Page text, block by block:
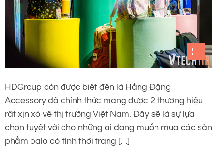
HDGroup còn được biết đến là Hằng Đặng
Accessory đã chính thức mang được 2 thương hiệu
rất xịn xò về thị trường Việt Nam. Đây sẽ là sự lựa
chọn tuyệt vời cho những ai đang muốn mua các sản
phẩm balo có tính thời trang […]